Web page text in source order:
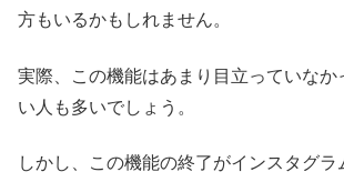
方もいるかもしれません。
実際、この機能はあまり目立っていなか
い人も多いでしょう。
しかし、この機能の終了がインスタグ